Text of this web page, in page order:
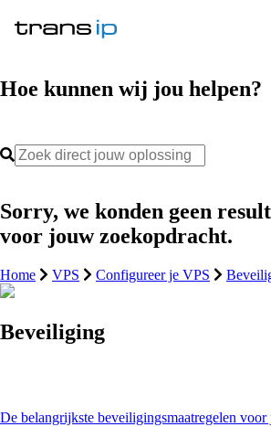
Hoe kunnen wij jou helpen?
Sorry, we konden geen
voor jouw zoekopdracht.
Home VPS Configureer je VPS
Beveiliging
De belangrijkste beveiligingsmaatregelen voor